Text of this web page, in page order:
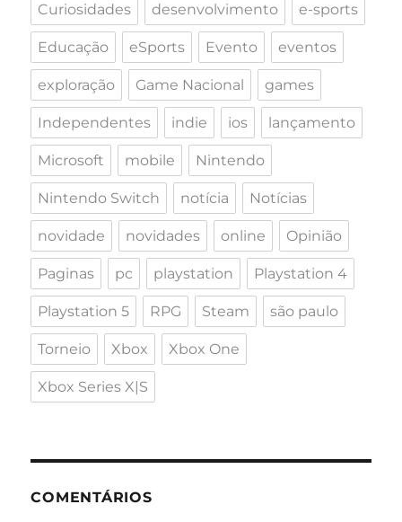
Curiosidades desenvolvimento e-sports
Educação eSports Evento eventos
exploração Game Nacional games
Independentes indie ios lançamento
Microsoft mobile Nintendo
Nintendo Switch notícia Notícias
novidade novidades online Opinião
Paginas pc playstation Playstation 4
Playstation 5 RPG Steam são paulo
Torneio Xbox Xbox One
Xbox Series X|S
COMENTÁRIOS